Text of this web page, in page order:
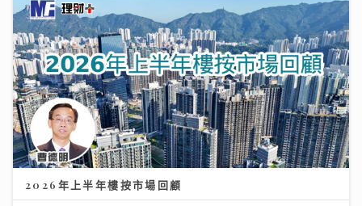
2026年上半年樓按市場回顧